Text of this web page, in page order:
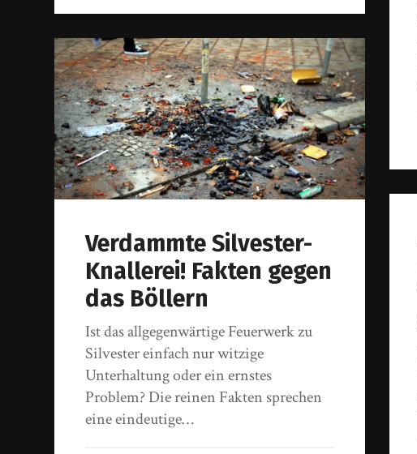
Verdammte Silvester-
Knallerei! Fakten gegen
das Böllern
Ist das allgegenwärtige Feuerwerk zu
Silvester einfach nur witzige
Unterhaltung oder ein ernstes
Problem? Die reinen Fakten sprechen
eine eindeutige…